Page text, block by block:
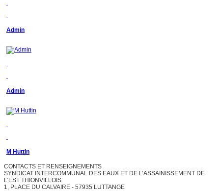
Admin
Admin
M Huttin
CONTACTS ET RENSEIGNEMENTS
SYNDICAT INTERCOMMUNAL DES EAUX ET DE L’ASSAINISSEMENT DE
L’EST THIONVILLOIS
1, PLACE DU CALVAIRE - 57935 LUTTANGE